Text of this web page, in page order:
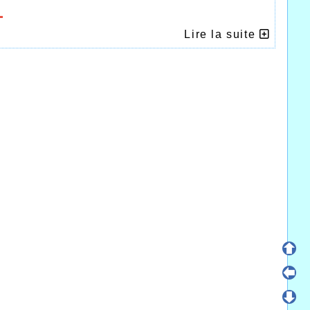
Lire la suite